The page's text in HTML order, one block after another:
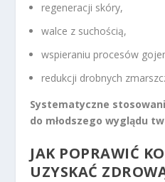
regeneracji skóry,
walce z suchością,
wspieraniu procesów
redukcji drobnych
Systematyczne
do młodszego wyglądu
JAK POPRAWIĆ
UZYSKAĆ